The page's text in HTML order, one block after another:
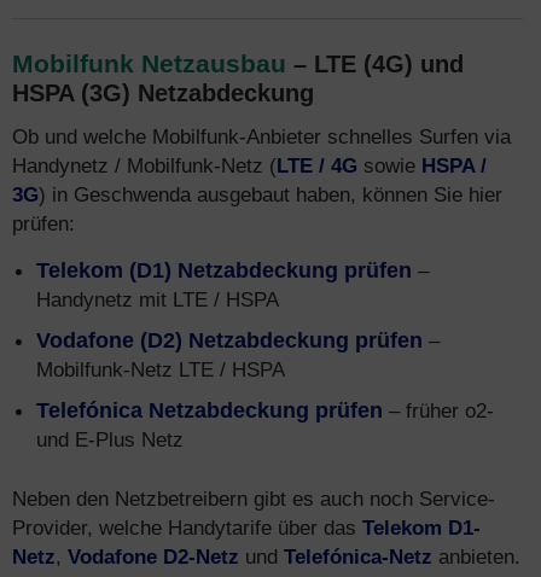
Mobilfunk Netzausbau – LTE (4G) und
HSPA (3G) Netzabdeckung
Ob und welche Mobilfunk-Anbieter schnelles Surfen via
Handynetz / Mobilfunk-Netz (LTE / 4G sowie HSPA /
3G) in Geschwenda ausgebaut haben, können Sie hier
prüfen:
Telekom (D1) Netzabdeckung prüfen –
Handynetz mit LTE / HSPA
Vodafone (D2) Netzabdeckung prüfen –
Mobilfunk-Netz LTE / HSPA
Telefónica Netzabdeckung prüfen – früher o2-
und E-Plus Netz
Neben den Netzbetreibern gibt es auch noch Service-
Provider, welche Handytarife über das Telekom D1-
Netz, Vodafone D2-Netz und Telefónica-Netz anbieten.